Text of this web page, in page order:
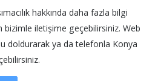
hakkında daha fazla bilgi
iletişime geçebilirsiniz. Web
doldurarak ya da telefonla Konya